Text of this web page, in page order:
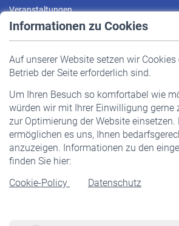
Informationen zu Cookies
Auf unserer Website setzen wir Cookies
Betrieb der Seite erforderlich sind.
Um Ihren Besuch so komfortabel wie
würden wir mit Ihrer Einwilligung gerne
zur Optimierung der Website einsetzen.
ermöglichen es uns, Ihnen
anzuzeigen. Informationen zu den
finden Sie hier:
Cookie-Policy
Datenschutz
Veranstaltungen
Pflichtversicherung
Staatliche Förderung
Veranstaltungen
Rentner
Rentenbeginn
Rente beantragen